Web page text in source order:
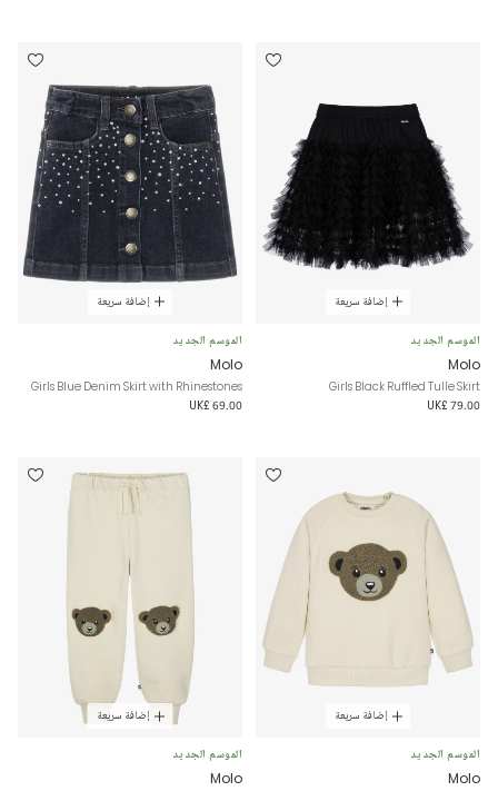
إضافة سريعة
الموسم الجديد
Molo
Girls Black Ruffled Tulle Skirt
UK£ 79.00
إضافة سريعة
الموسم الجديد
Molo
Girls Blue Denim Skirt with Rhinestones
UK£ 69.00
إضافة سريعة
الموسم الجديد
Molo
إضافة سريعة
الموسم الجديد
Molo